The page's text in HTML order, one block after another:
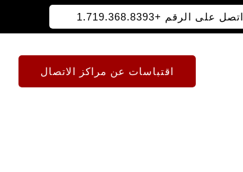
اتصل على الرقم +1.719.368.8393
اقتباسات عن مراكز الاتصال